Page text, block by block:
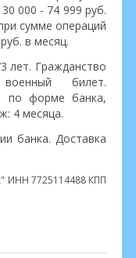
000 - 74 999 руб.
сумме операций
в месяц.
лет. Гражданство
билет.
по форме банка,
4 месяца.
банка. Доставка
ИНН 7725114488 КПП